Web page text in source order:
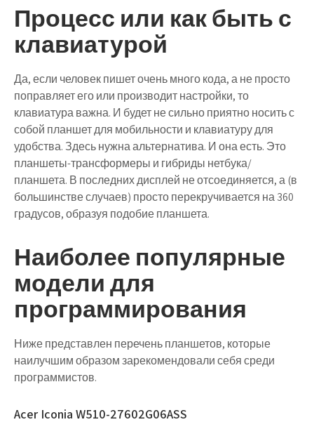
Процесс или как быть с
клавиатурой
Да, если человек пишет очень много кода, а не просто
поправляет его или производит настройки, то
клавиатура важна. И будет не сильно приятно носить с
собой планшет для мобильности и клавиатуру для
удобства. Здесь нужна альтернатива. И она есть. Это
планшеты-трансформеры и гибриды нетбука/
планшета. В последних дисплей не отсоединяется, а (в
большинстве случаев) просто перекручивается на 360
градусов, образуя подобие планшета.
Наиболее популярные
модели для
программирования
Ниже представлен перечень планшетов, которые
наилучшим образом зарекомендовали себя среди
программистов.
Acer Iconia W510-27602G06ASS